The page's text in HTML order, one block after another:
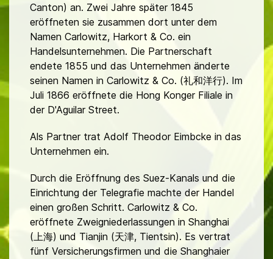
Canton) an. Zwei Jahre später 1845
eröffneten sie zusammen dort unter dem
Namen Carlowitz, Harkort & Co. ein
Handelsunternehmen. Die Partnerschaft
endete 1855 und das Unternehmen änderte
seinen Namen in Carlowitz & Co. (礼和洋行). Im
Juli 1866 eröffnete die Hong Konger Filiale in
der D'Aguilar Street.
Als Partner trat Adolf Theodor Eimbcke in das
Unternehmen ein.
Durch die Eröffnung des Suez-Kanals und die
Einrichtung der Telegrafie machte der Handel
einen großen Schritt. Carlowitz & Co.
eröffnete Zweigniederlassungen in Shanghai
(上海) und Tianjin (天津, Tientsin). Es vertrat
fünf Versicherungsfirmen und die Shanghaier